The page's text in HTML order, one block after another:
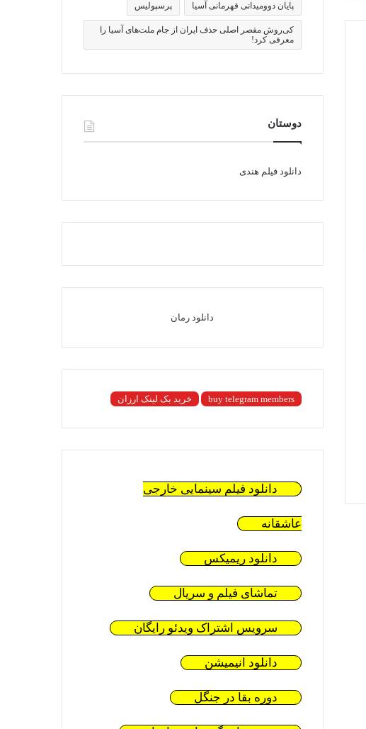
پایان دوومیدانی قهرمانی آسیا پرسپولیس
کی‌روش مقصر اصلی حذف ایران از جام ملت‌های آسیا را
معرفی کرد!
دوستان
دانلود فیلم هندی
دانلود رمان
buy telegram members خرید بک لینک ارزان
دانلود فیلم سینمایی خارجی
عاشقانه
دانلود ریمیکس
تماشای فیلم و سریال
سرویس اشتراک ویدئو رایگان
دانلود انیمیشن
دوره بقا در جنگل